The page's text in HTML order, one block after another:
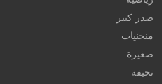
صدر كبير
منحنيات
صغيرة
نحيفة